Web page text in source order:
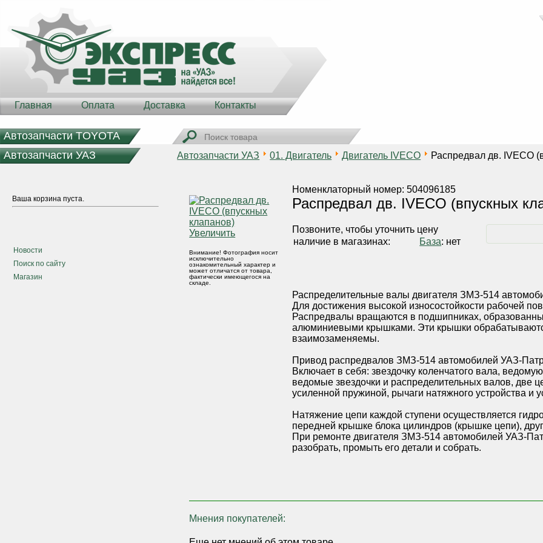
Главная Оплата Доставка Контакты
Автозапчасти TOYOTA
Автозапчасти УАЗ
Ваша корзина пуста.
Новости
Поиск по сайту
Магазин
Автозапчасти УАЗ 01. Двигатель Двигатель IVECO Распредвал дв. IVECO
Увеличить
Внимание! Фотография носит
исключительно
ознакомительный характер и
может отличатся от товара,
фактически имеющегося на
складе.
Номенклаторный номер: 504096185
Распредвал дв. IVECO (впускных
Позвоните, чтобы уточнить цену
наличие в магазинах:
База: нет
Распределительные валы двигателя ЗМЗ-514
Для достижения высокой износостойкости рабочей
Распредвалы вращаются в подшипниках,
алюминиевыми крышками. Эти крышки
взаимозаменяемы.
Привод распредвалов ЗМЗ-514 автомобилей УАЗ-
Включает в себя: звездочку коленчатого вала,
ведомые звездочки и распределительных валов, две
усиленной пружиной, рычаги натяжного устройства и
Натяжение цепи каждой ступени осуществляется
передней крышке блока цилиндров (крышке цепи),
При ремонте двигателя ЗМЗ-514 автомобилей УАЗ-
разобрать, промыть его детали и собрать.
Мнения покупателей: